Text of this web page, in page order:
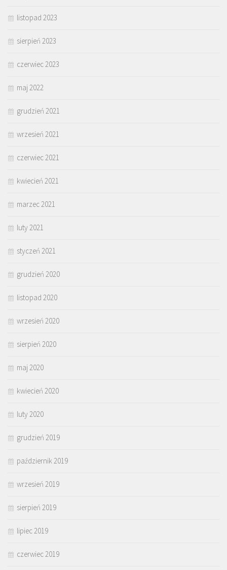
listopad 2023
sierpień 2023
czerwiec 2023
maj 2022
grudzień 2021
wrzesień 2021
czerwiec 2021
kwiecień 2021
marzec 2021
luty 2021
styczeń 2021
grudzień 2020
listopad 2020
wrzesień 2020
sierpień 2020
maj 2020
kwiecień 2020
luty 2020
grudzień 2019
październik 2019
wrzesień 2019
sierpień 2019
lipiec 2019
czerwiec 2019